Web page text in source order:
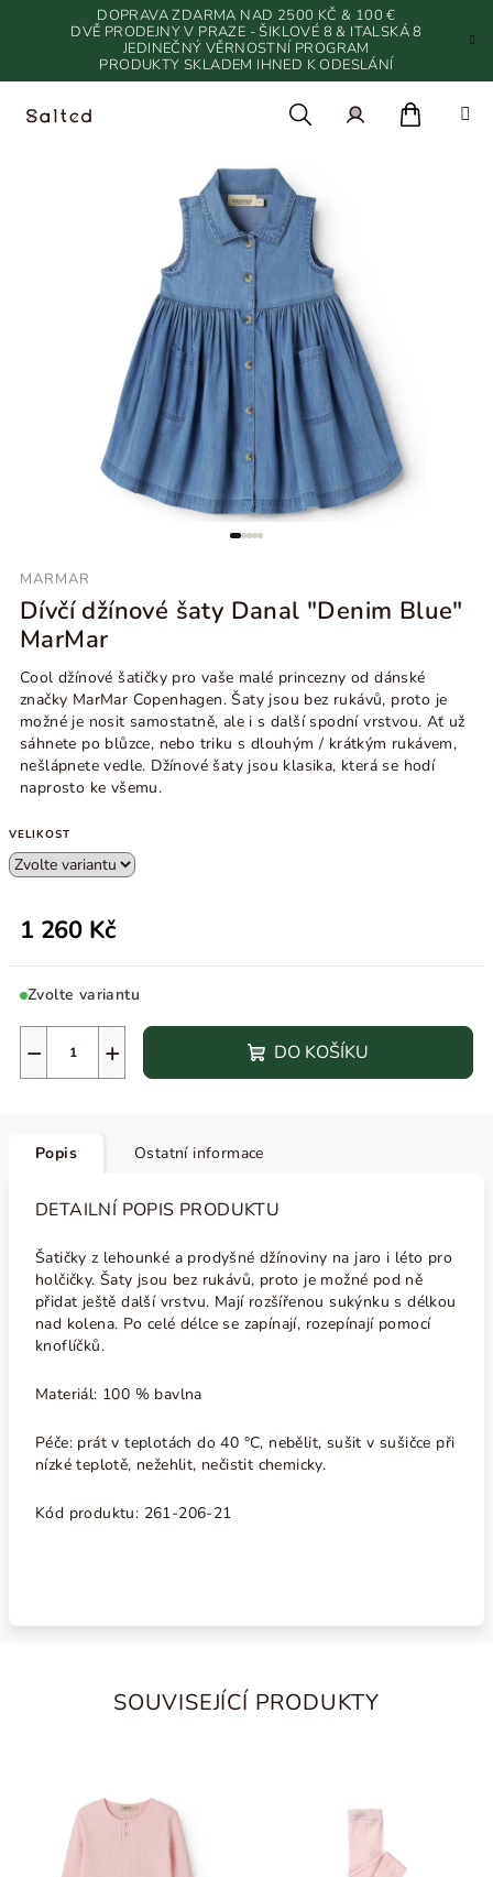
DOPRAVA ZDARMA NAD 2500 KČ & 100 €
DVĚ PRODEJNY V PRAZE - ŠIKLOVÉ 8 & ITALSKÁ 8
JEDINEČNÝ VĚRNOSTNÍ PROGRAM
PRODUKTY SKLADEM IHNED K ODESLÁNÍ
MARMAR
Dívčí džínové šaty Danal "Denim Blue"
MarMar
Cool džínové šatičky pro vaše malé princezny od dánské
značky MarMar Copenhagen. Šaty jsou bez rukávů, proto je
možné je nosit samostatně, ale i s další spodní vrstvou. Ať už
sáhnete po blůzce, nebo triku s dlouhým / krátkým rukávem,
nešlápnete vedle. Džínové šaty jsou klasika, která se hodí
naprosto ke všemu.
VELIKOST
1 260 Kč
Zvolte variantu
+
− DO KOŠÍKU
Popis Ostatní informace
DETAILNÍ POPIS PRODUKTU
Šatičky z lehounké a prodyšné džínoviny na jaro i léto pro
holčičky. Šaty jsou bez rukávů, proto je možné pod ně
přidat ještě další vrstvu. Mají rozšířenou sukýnku s délkou
nad kolena. Po celé délce se zapínají, rozepínají pomocí
knoflíčků.
Materiál: 100 % bavlna
Péče: prát v teplotách do 40 °C, nebělit, sušit v sušičce při
nízké teplotě, nežehlit, nečistit chemicky.
Kód produktu: 261-206-21
SOUVISEJÍCÍ PRODUKTY